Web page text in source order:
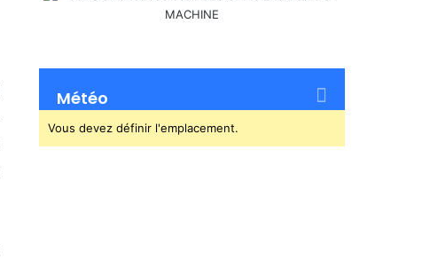
Météo
Vous devez définir l'emplacement.